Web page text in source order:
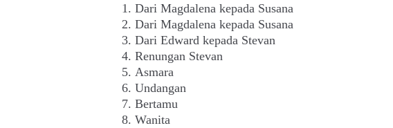
Dari Magdalena kepada Susana
Dari Magdalena kepada Susana
Dari Edward kepada Stevan
Renungan Stevan
Asmara
Undangan
Bertamu
Wanita